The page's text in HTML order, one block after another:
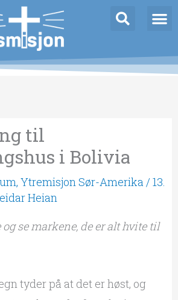
til
i Bolivia
, Ytremisjon Sør-Amerika /13.
Heian
og se markene, de er alt hvite til
tyder på at det er høst, og